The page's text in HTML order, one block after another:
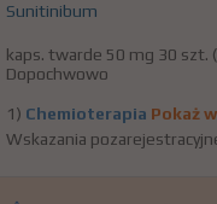
Sunitinibum
kaps. twarde 50 mg 30 szt.
Dopochwowo
1) Chemioterapia Pokaż
Wskazania